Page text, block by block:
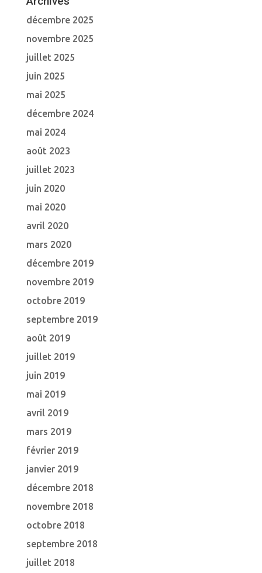
décembre 2025
novembre 2025
juillet 2025
juin 2025
mai 2025
décembre 2024
mai 2024
août 2023
juillet 2023
juin 2020
mai 2020
avril 2020
mars 2020
décembre 2019
novembre 2019
octobre 2019
septembre 2019
août 2019
juillet 2019
juin 2019
mai 2019
avril 2019
mars 2019
février 2019
janvier 2019
décembre 2018
novembre 2018
octobre 2018
septembre 2018
juillet 2018